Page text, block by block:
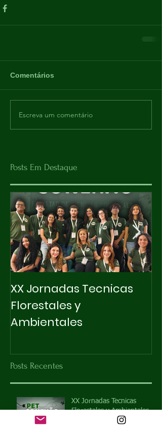
Comentários
Escreva um comentário
Posts Em Destaque
XX Jornadas Tecnicas
Florestales y
Ambientales
Posts Recentes
XX Jornadas Tecnicas
Florestales y Ambientales